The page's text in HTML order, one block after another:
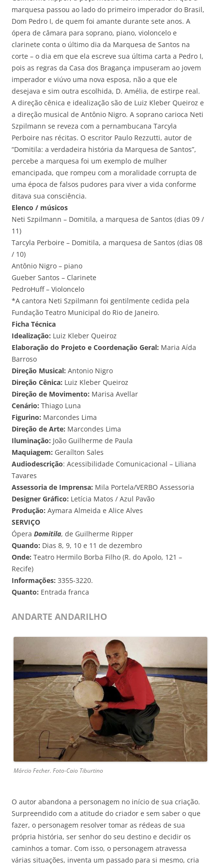
marquesa passou ao lado do primeiro imperador do Brasil,
Dom Pedro I, de quem foi amante durante sete anos. A
ópera de câmara para soprano, piano, violoncelo e
clarinete conta o último dia da Marquesa de Santos na
corte – o dia em que ela escreve sua última carta a Pedro I,
pois as regras da Casa dos Bragança impuseram ao jovem
imperador e viúvo uma nova esposa, não a que ele
desejava e sim outra escolhida, D. Amélia, de estirpe real.
A direção cênica e idealização são de Luiz Kleber Queiroz e
a direção musical de Antônio Nigro. A soprano carioca Neti
Szpilmann se reveza com a pernambucana Tarcyla
Perboire nas récitas. O escritor Paulo Rezzutti, autor de
“Domitila: a verdadeira história da Marquesa de Santos”,
percebe a marquesa foi um exemplo de mulher
emancipada, que rompeu com a moralidade corrupta de
uma época de falsos pudores para viver a vida conforme
ditava sua consciência.
Elenco / músicos
Neti Szpilmann – Domitila, a marquesa de Santos (dias 09 /
11)
Tarcyla Perboire – Domitila, a marquesa de Santos (dias 08
/ 10)
Antônio Nigro – piano
Gueber Santos – Clarinete
PedroHuff – Violoncelo
*A cantora Neti Szpilmann foi gentilmente cedida pela
Fundação Teatro Municipal do Rio de Janeiro.
Ficha Técnica
Idealização: Luiz Kleber Queiroz
Elaboração do Projeto e Coordenação Geral: Maria Aída
Barroso
Direção Musical: Antonio Nigro
Direção Cênica: Luiz Kleber Queiroz
Direção de Movimento: Marisa Avellar
Cenário: Thiago Luna
Figurino: Marcondes Lima
Direção de Arte: Marcondes Lima
Iluminação: João Guilherme de Paula
Maquiagem: Geraílton Sales
Audiodescrição: Acessibilidade Comunicacional – Liliana
Tavares
Assessoria de Imprensa: Mila Portela/VERBO Assessoria
Designer Gráfico: Letícia Matos / Azul Pavão
Produção: Aymara Almeida e Alice Alves
SERVIÇO
Ópera Domitila, de Guilherme Ripper
Quando: Dias 8, 9, 10 e 11 de dezembro
Onde: Teatro Hermilo Borba Filho (R. do Apolo, 121 –
Recife)
Informações: 3355-3220.
Quanto: Entrada franca
ANDARTE ANDARILHO
Márcio Fecher. Foto-Caio Tiburtino
O autor abandona a personagem no início de sua criação.
Surpreendido com a atitude do criador e sem saber o que
fazer, o personagem resolver tomar as rédeas de sua
própria história, ser senhor do seu destino e decidir os
caminhos a tomar. Com isso, o personagem atravessa
várias situações, inventa um passado para si mesmo, cria